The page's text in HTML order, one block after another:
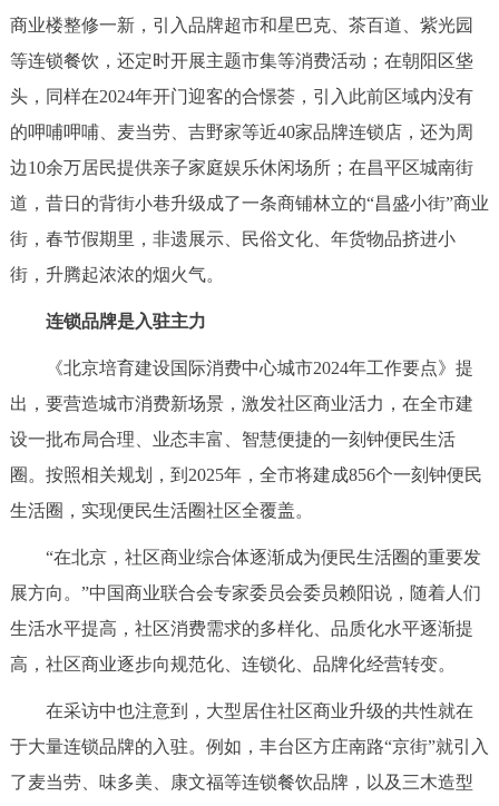
ESPAÑOL العربية PORTUGUÊS
回到顶部
商业楼整修一新，引入品牌超市和星巴克、茶百道、紫光园
等连锁餐饮，还定时开展主题市集等消费活动；在朝阳区垡
头，同样在2024年开门迎客的合憬荟，引入此前区域内没有
的呷哺呷哺、麦当劳、吉野家等近40家品牌连锁店，还为周
边10余万居民提供亲子家庭娱乐休闲场所；在昌平区城南街
道，昔日的背街小巷升级成了一条商铺林立的“昌盛小街”商业
街，春节假期里，非遗展示、民俗文化、年货物品挤进小
街，升腾起浓浓的烟火气。
连锁品牌是入驻主力
《北京培育建设国际消费中心城市2024年工作要点》提
出，要营造城市消费新场景，激发社区商业活力，在全市建
设一批布局合理、业态丰富、智慧便捷的一刻钟便民生活
圈。按照相关规划，到2025年，全市将建成856个一刻钟便民
生活圈，实现便民生活圈社区全覆盖。
“在北京，社区商业综合体逐渐成为便民生活圈的重要发
展方向。”中国商业联合会专家委员会委员赖阳说，随着人们
生活水平提高，社区消费需求的多样化、品质化水平逐渐提
高，社区商业逐步向规范化、连锁化、品牌化经营转变。
在采访中也注意到，大型居住社区商业升级的共性就在
于大量连锁品牌的入驻。例如，丰台区方庄南路“京街”就引入
了麦当劳、味多美、康文福等连锁餐饮品牌，以及三木造型